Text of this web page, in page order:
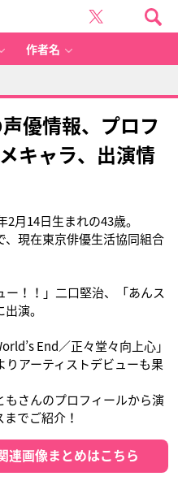
作者名
優情報、プロフ
キャラ、出演情
月14日生まれの43歳。
、現在東京俳優生活協同組合
ー！！」二口堅治、「あんス
演。
End／正々堂々向上心」
アーティストデビューも果
もさんのプロフィールから演
でご紹介！
連画像まとめはこちら